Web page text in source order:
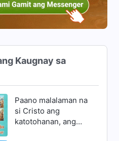
Kaugnay sa
Paano malalaman na
si Cristo ang
katotohanan, ang